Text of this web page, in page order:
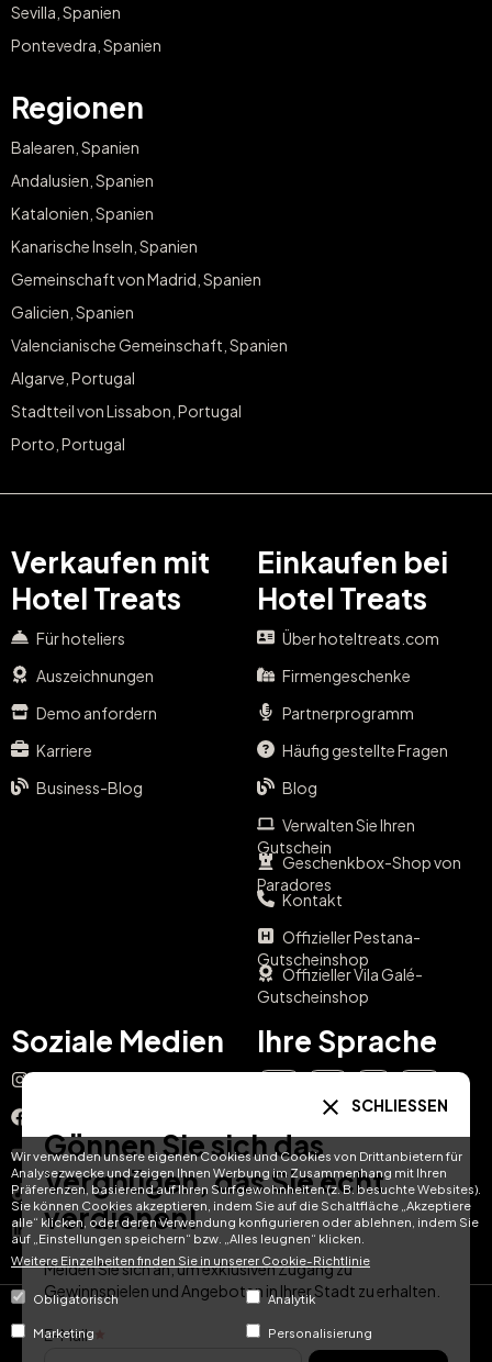
Wir verwenden unsere eigenen Cookies und Cookies von Drittanbietern für
Analysezwecke und zeigen Ihnen Werbung im Zusammenhang mit Ihren
Präferenzen, basierend auf Ihren Surfgewohnheiten (z. B. besuchte Websites).
Sie können Cookies akzeptieren, indem Sie auf die Schaltfläche „Akzeptiere
alle“ klicken, oder deren Verwendung konfigurieren oder ablehnen, indem Sie
auf „Einstellungen speichern“ bzw. „Alles leugnen“ klicken.
Weitere Einzelheiten finden Sie in unserer Cookie-Richtlinie
Obligatorisch Analytik
Marketing Personalisierung
Sevilla, Spanien
Pontevedra, Spanien
Regionen
Balearen, Spanien
Andalusien, Spanien
Katalonien, Spanien
Kanarische Inseln, Spanien
Gemeinschaft von Madrid, Spanien
Galicien, Spanien
Valencianische Gemeinschaft, Spanien
Algarve, Portugal
Stadtteil von Lissabon, Portugal
Porto, Portugal
Verkaufen mit
Hotel Treats
Für hoteliers
Auszeichnungen
Demo anfordern
Karriere
Business-Blog
Einkaufen bei
Hotel Treats
Über hoteltreats.com
Firmengeschenke
Partnerprogramm
Häufig gestellte Fragen
Blog
Verwalten Sie Ihren
Gutschein
Geschenkbox-Shop von
Paradores
Kontakt
Offizieller Pestana-
Gutscheinshop
Offizieller Vila Galé-
Gutscheinshop
Soziale Medien
YouTube
TikTok
LinkedIn
Ihre Sprache
DE FR
© Hotel Treats 2026
SCHLIESSEN
Gönnen Sie sich das
Vergnügen, das Sie echt
verdienen!
Melden Sie sich an, um exklusiven Zugang zu
Gewinnspielen und Angeboten in Ihrer Stadt zu erhalten.
E-Mail